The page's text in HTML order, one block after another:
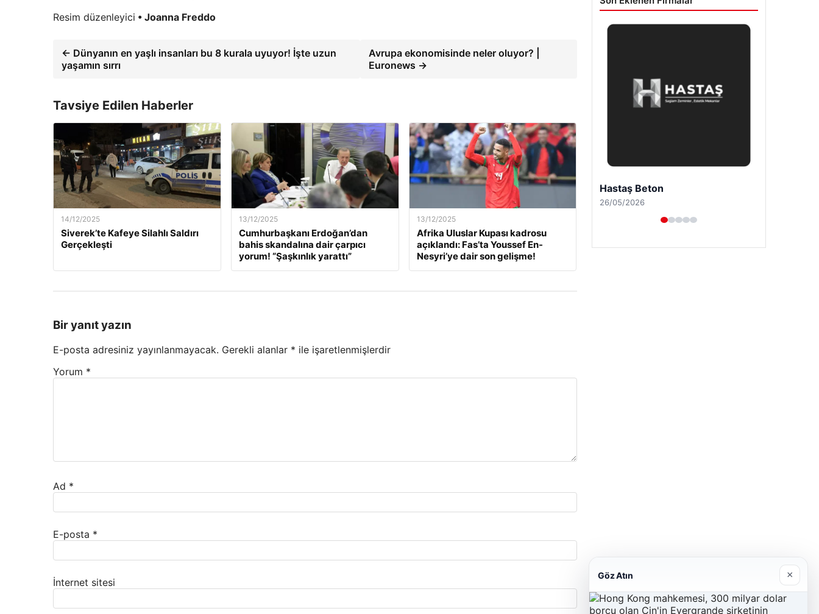
Resim düzenleyici • Joanna Freddo
← Dünyanın en yaşlı insanları bu 8 kurala uyuyor! İşte uzun
yaşamın sırrı
Avrupa ekonomisinde neler oluyor? |
Euronews →
Tavsiye Edilen Haberler
14/12/2025
Siverek’te Kafeye Silahlı Saldırı
Gerçekleşti
13/12/2025
Cumhurbaşkanı Erdoğan’dan
bahis skandalına dair çarpıcı
yorum! “Şaşkınlık yarattı”
13/12/2025
Afrika Uluslar Kupası kadrosu
açıklandı: Fas’ta Youssef En-
Nesyri’ye dair son gelişme!
Bir yanıt yazın
E-posta adresiniz yayınlanmayacak. Gerekli alanlar * ile işaretlenmişlerdir
Yorum *
Ad *
E-posta *
İnternet sitesi
Enes Kaplan Avukatlık Bürosu
28/04/2026
Göz Atın ×